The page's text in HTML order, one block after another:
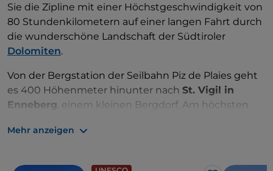
Sie die Zipline mit einer Höchstgeschwindigkeit von
80 Stundenkilometern auf einer langen Fahrt durch
die wunderschöne Landschaft der Südtiroler
Dolomiten.
Von der Bergstation der Seilbahn Piz de Plaies geht
es 400 Höhenmeter hinunter nach St. Vigil in
Enneberg , einem kleinen Bergdorf. Am höchsten
Erdboden.
Mehr anzeigen